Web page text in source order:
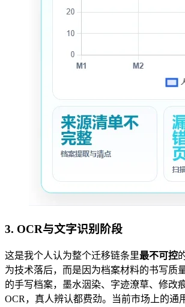
3. OCR与文字识别阶段
这是我个人认为整个迁移链条里最不可控
为技术落后，而是因为档案材料的书写质
的手写档案，墨水洇染、字迹潦草、修改
OCR，真人辨认都费劲。当前市场上的通